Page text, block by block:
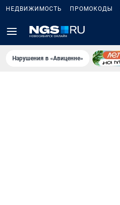
НЕДВИЖИМОСТЬ ПРОМОКОДЫ
Нарушения в «Авиценне»